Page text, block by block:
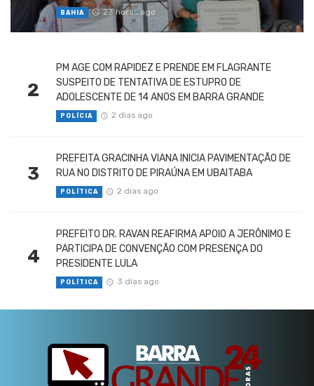
BAHIA 23 horas ago
2
PM AGE COM RAPIDEZ E PRENDE EM FLAGRANTE
SUSPEITO DE TENTATIVA DE ESTUPRO DE
ADOLESCENTE DE 14 ANOS EM BARRA GRANDE
POLÍCIA 2 dias ago
3
PREFEITA GRACINHA VIANA INICIA PAVIMENTAÇÃO DE
RUA NO DISTRITO DE PIRAÚNA EM UBAITABA
POLÍTICA 2 dias ago
4
PREFEITO DR. RAVAN REAFIRMA APOIO A JERÔNIMO E
PARTICIPA DE CONVENÇÃO COM PRESENÇA DO
PRESIDENTE LULA
POLÍTICA 3 dias ago